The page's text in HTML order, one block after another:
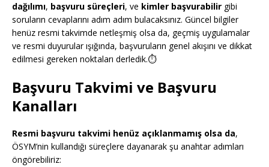
dağılımı, başvuru süreçleri, ve kimler başvurabilir gibi
soruların cevaplarını adım adım bulacaksınız. Güncel bilgiler
henüz resmi takvimde netleşmiş olsa da, geçmiş uygulamalar
ve resmi duyurular ışığında, başvuruların genel akışını ve dikkat
edilmesi gereken noktaları derledik.⏱️
Başvuru Takvimi ve Başvuru
Kanalları
Resmi başvuru takvimi henüz açıklanmamış olsa da,
ÖSYM’nin kullandığı süreçlere dayanarak şu anahtar adımları
öngörebiliriz: